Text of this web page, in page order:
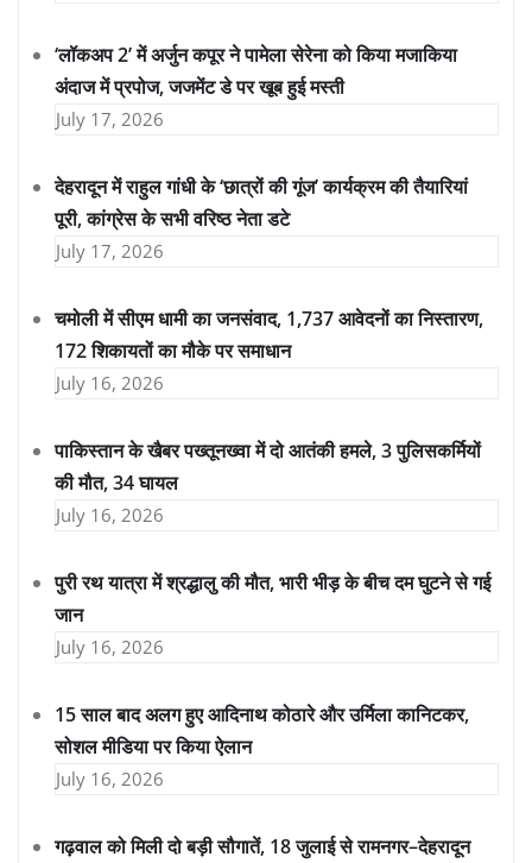
‘लॉकअप 2’ में अर्जुन कपूर ने पामेला सेरेना को किया मजाकिया
अंदाज में प्रपोज, जजमेंट डे पर खूब हुई मस्ती
July 17, 2026
देहरादून में राहुल गांधी के ‘छात्रों की गूंज’ कार्यक्रम की तैयारियां
पूरी, कांग्रेस के सभी वरिष्ठ नेता डटे
July 17, 2026
चमोली में सीएम धामी का जनसंवाद, 1,737 आवेदनों का निस्तारण,
172 शिकायतों का मौके पर समाधान
July 16, 2026
पाकिस्तान के खैबर पख्तूनख्वा में दो आतंकी हमले, 3 पुलिसकर्मियों
की मौत, 34 घायल
July 16, 2026
पुरी रथ यात्रा में श्रद्धालु की मौत, भारी भीड़ के बीच दम घुटने से गई
जान
July 16, 2026
15 साल बाद अलग हुए आदिनाथ कोठारे और उर्मिला कानिटकर,
सोशल मीडिया पर किया ऐलान
July 16, 2026
गढ़वाल को मिली दो बड़ी सौगातें, 18 जुलाई से रामनगर–देहरादून